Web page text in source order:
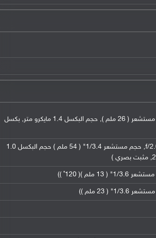
عدسة واسعة بدقة 12 ميجابكسل ( فتحة عدسة f/1.6, حجم مستشعر ( 26 ملم ), حجم البكسل 1.4 مايكرو متر, بكسل
عدسة مقربة (تيلي فوتو) بدقة 12 ميجابكسل ( فحة عدسة f/2.0, حجم مستشعر 1/3.4" ( 54 ملم ) حجم البكسل 1.0